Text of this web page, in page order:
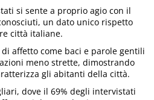
si sente a proprio agio con il
un dato unico rispetto
città italiane.
di affetto come baci e parole gentili
meno strette, dimostrando
gli abitanti della città.
dove il 69% degli intervistati